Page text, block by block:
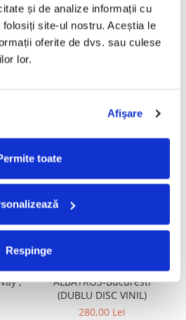
și de analize informații cu
site-ul nostru. Aceștia le
oferite de dvs. sau culese
lor.
Afişare
toate
Respinge
ALTERNATIVE
250,00 Lei
ADAUGA IN COS
CUMPARATE
,
ALBATROS-Bucuresti
(DUBLU DISC VINIL)
280,00 Lei